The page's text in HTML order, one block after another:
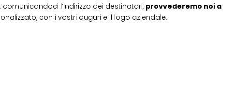
l’indirizzo dei destinatari, provvederemo noi a
con i vostri auguri e il logo aziendale.